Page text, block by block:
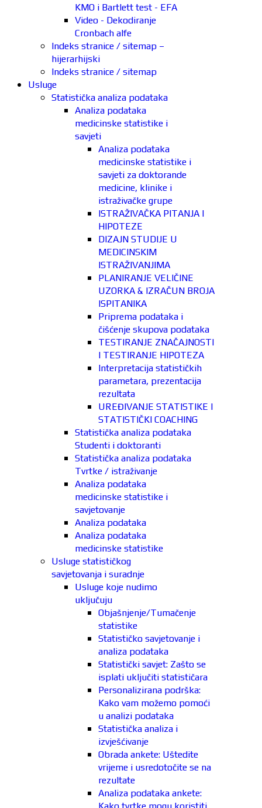
KMO i Bartlett test - EFA
Video - Dekodiranje
Cronbach alfe
Indeks stranice / sitemap –
hijerarhijski
Indeks stranice / sitemap
Usluge
Statistička analiza podataka
Analiza podataka
medicinske statistike i
savjeti
Analiza podataka
medicinske statistike i
savjeti za doktorande
medicine, klinike i
istraživačke grupe
ISTRAŽIVAČKA PITANJA I
HIPOTEZE
DIZAJN STUDIJE U
MEDICINSKIM
ISTRAŽIVANJIMA
PLANIRANJE VELIČINE
UZORKA & IZRAČUN BROJA
ISPITANIKA
Priprema podataka i
čišćenje skupova podataka
TESTIRANJE ZNAČAJNOSTI
I TESTIRANJE HIPOTEZA
Interpretacija statističkih
parametara, prezentacija
rezultata
UREĐIVANJE STATISTIKE I
STATISTIČKI COACHING
Statistička analiza podataka
Studenti i doktoranti
Statistička analiza podataka
Tvrtke / istraživanje
Analiza podataka
medicinske statistike i
savjetovanje
Analiza podataka
Analiza podataka
medicinske statistike
Usluge statističkog
savjetovanja i suradnje
Usluge koje nudimo
uključuju
Objašnjenje/Tumačenje
statistike
Statističko savjetovanje i
analiza podataka
Statistički savjet: Zašto se
isplati uključiti statističara
Personalizirana podrška:
Kako vam možemo pomoći
u analizi podataka
Statistička analiza i
izvješćivanje
Obrada ankete: Uštedite
vrijeme i usredotočite se na
rezultate
Analiza podataka ankete: